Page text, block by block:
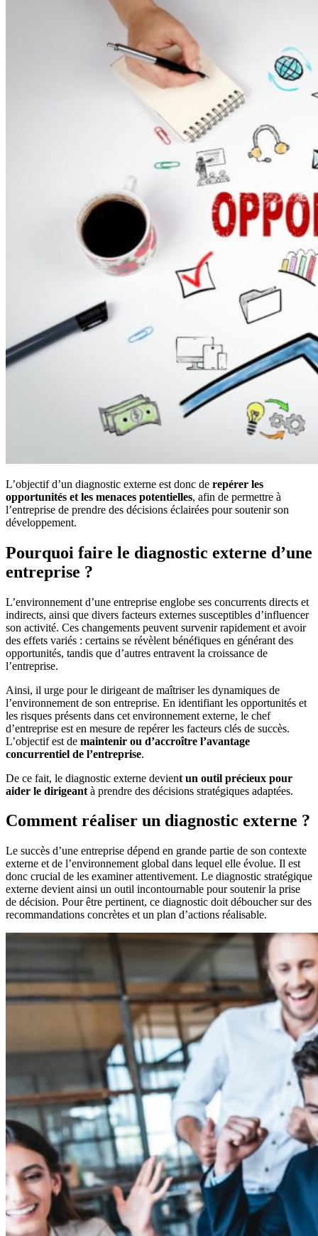
L’objectif d’un diagnostic externe est donc de repérer les
opportunités et les menaces potentielles, afin de permettre à
l’entreprise de prendre des décisions éclairées pour soutenir son
développement.
Pourquoi faire le diagnostic externe d’une
entreprise ?
L’environnement d’une entreprise englobe ses concurrents directs et
indirects, ainsi que divers facteurs externes susceptibles d’influencer
son activité. Ces changements peuvent survenir rapidement et avoir
des effets variés : certains se révèlent bénéfiques en générant des
opportunités, tandis que d’autres entravent la croissance de
l’entreprise.
Ainsi, il urge pour le dirigeant de maîtriser les dynamiques de
l’environnement de son entreprise. En identifiant les opportunités et
les risques présents dans cet environnement externe, le chef
d’entreprise est en mesure de repérer les facteurs clés de succès.
L’objectif est de maintenir ou d’accroître l’avantage
concurrentiel de l’entreprise.
De ce fait, le diagnostic externe devient un outil précieux pour
aider le dirigeant à prendre des décisions stratégiques adaptées.
Comment réaliser un diagnostic externe ?
Le succès d’une entreprise dépend en grande partie de son contexte
externe et de l’environnement global dans lequel elle évolue. Il est
donc crucial de les examiner attentivement. Le diagnostic stratégique
externe devient ainsi un outil incontournable pour soutenir la prise
de décision. Pour être pertinent, ce diagnostic doit déboucher sur des
recommandations concrètes et un plan d’actions réalisable.